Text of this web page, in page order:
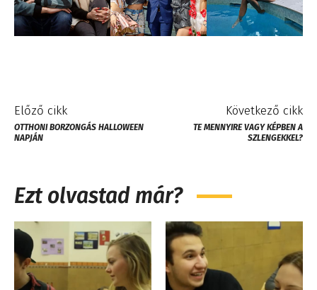
Előző cikk
OTTHONI BORZONGÁS HALLOWEEN
NAPJÁN
Következő cikk
TE MENNYIRE VAGY KÉPBEN A
SZLENGEKKEL?
Ezt olvastad már?